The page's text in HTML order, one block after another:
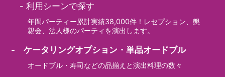
-利用シーンで探す
年間パーティー累計実績38,000件！レセプション、懇
親会、法人様のパーティを演出します。
- ケータリングオプション・単品オードブル
オードブル・寿司などの品揃えと演出料理の数々